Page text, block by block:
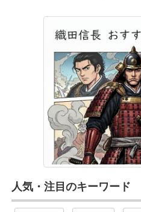
人気・注目のキーワード